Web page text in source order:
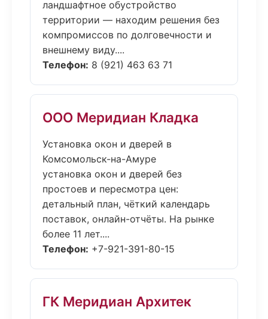
ландшафтное обустройство
территории — находим решения без
компромиссов по долговечности и
внешнему виду....
Телефон: 8 (921) 463 63 71
ООО Меридиан Кладка
Установка окон и дверей в
Комсомольск-на-Амуре
установка окон и дверей без
простоев и пересмотра цен:
детальный план, чёткий календарь
поставок, онлайн-отчёты. На рынке
более 11 лет....
Телефон: +7-921-391-80-15
ГК Меридиан Архитек